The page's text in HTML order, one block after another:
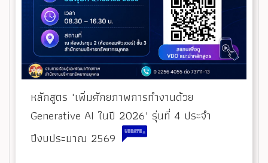
หลักสูตร "เพิ่มศักยภาพการทำงานด้วย
Generative AI ในปี 2026" รุ่นที่ 4 ประจำ
ปีงบประมาณ 2569